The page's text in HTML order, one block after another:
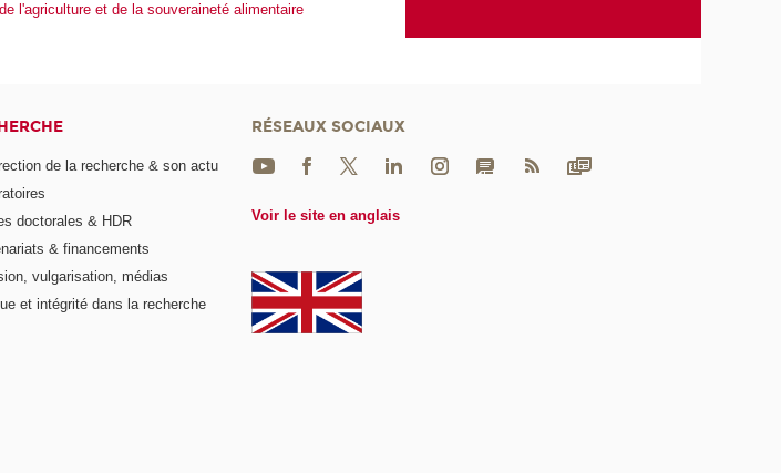
l'agriculture et de la souveraineté alimentaire
de la recherche & son actu
doctorales & HDR
& financements
vulgarisation, médias
et intégrité dans la recherche
RÉSEAUX SOCIAUX
Voir le site en anglais